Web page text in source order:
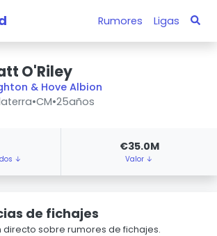
Rumores Ligas
O'Riley
& Hove Albion
•CM•25años
↓
€35.0M
Valor ↓
de fichajes
directo sobre rumores de fichajes.